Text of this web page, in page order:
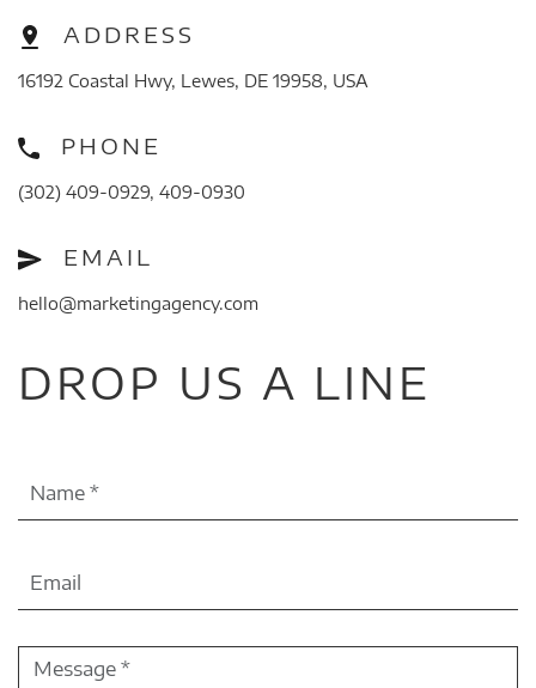
ADDRESS
16192 Coastal Hwy, Lewes, DE 19958, USA
PHONE
(302) 409-0929, 409-0930
EMAIL
hello@marketingagency.com
DROP US A LINE